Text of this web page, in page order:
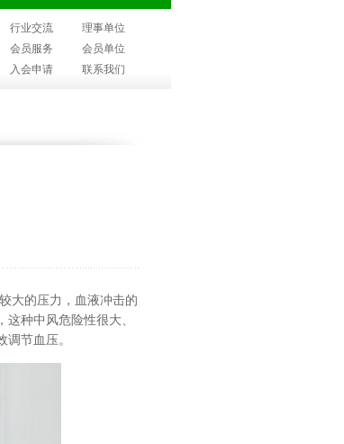
行业交流
理事单位
会员服务
会员单位
入会申请 联系我们
大的压力，血液冲击的
种中风危险性很大、
节血压。